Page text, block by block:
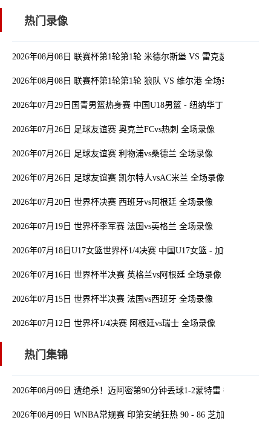
热门录像
2026年08月08日 联赛杯第1轮第1轮 米德尔斯堡 VS 雷克瑟姆 全场录
2026年08月08日 联赛杯第1轮第1轮 狼队 VS 维尔港 全场录像
2026年07月29日国青男篮热身赛 中国U18男篮 - 纽纳华丁闪电队 全场
2026年07月26日 足球友谊赛 奥克兰FCvs热刺 全场录像
2026年07月26日 足球友谊赛 利物浦vs桑德兰 全场录像
2026年07月26日 足球友谊赛 凯尔特人vsAC米兰 全场录像
2026年07月20日 世界杯决赛 西班牙vs阿根廷 全场录像
2026年07月19日 世界杯季军赛 法国vs英格兰 全场录像
2026年07月18日U17女篮世界杯1/4决赛 中国U17女篮 - 加拿大U17女
2026年07月16日 世界杯半决赛 英格兰vs阿根廷 全场录像
2026年07月15日 世界杯半决赛 法国vs西班牙 全场录像
2026年07月12日 世界杯1/4决赛 阿根廷vs瑞士 全场录像
热门集锦
2026年08月09日 遭绝杀！迈阿密第90分钟丢球1-2蒙特雷 德保罗破门
2026年08月09日 WNBA常规赛 印第安纳狂热 90 - 86 芝加哥天空 全